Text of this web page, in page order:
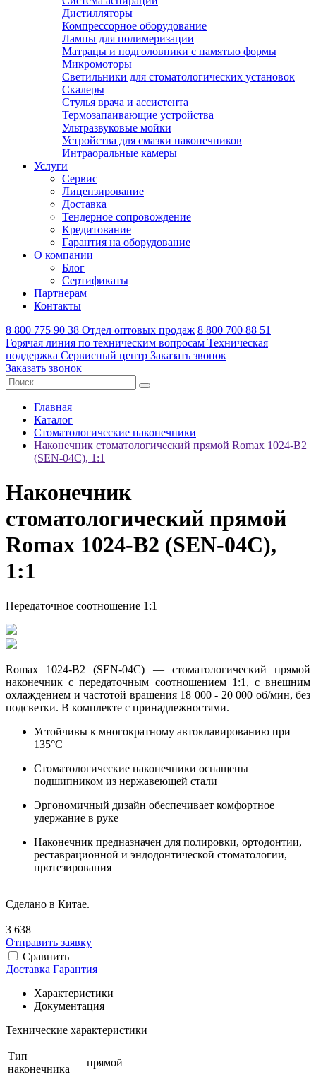
Дистилляторы
Компрессорное оборудование
Лампы для полимеризации
Матрацы и подголовники с памятью формы
Микромоторы
Светильники для стоматологических установок
Скалеры
Стулья врача и ассистента
Термозапаивающие устройства
Ультразвуковые мойки
Устройства для смазки наконечников
Интраоральные камеры
Услуги
Сервис
Лицензирование
Доставка
Тендерное сопровождение
Кредитование
Гарантия на оборудование
О компании
Блог
Сертификаты
Партнерам
Контакты
8 800 775 90 38 Отдел оптовых продаж 8 800 700 88 51
Горячая линия по техническим вопросам Техническая
поддержка Сервисный центр Заказать звонок
Заказать звонок
Главная
Каталог
Стоматологические наконечники
Наконечник стоматологический прямой Romax 1024-B2
(SEN-04C), 1:1
Наконечник
стоматологический прямой
Romax 1024-B2 (SEN-04C),
1:1
Передаточное соотношение 1:1
Romax 1024-B2 (SEN-04C) — стоматологический прямой
наконечник с передаточным соотношением 1:1, с внешним
охлаждением и частотой вращения 18 000 - 20 000 об/мин, без
подсветки. В комплекте с принадлежностями.
Устойчивы к многократному автоклавированию при
135°C
Стоматологические наконечники оснащены
подшипником из нержавеющей стали
Эргономичный дизайн обеспечивает комфортное
удержание в руке
Наконечник предназначен для полировки, ортодонтии,
реставрационной и эндодонтической стоматологии,
протезирования
Сделано в Китае.
3 638
Отправить заявку
Сравнить
Доставка Гарантия
Характеристики
Документация
Технические характеристики
Тип
наконечника
прямой